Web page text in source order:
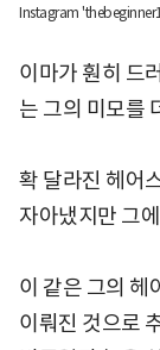
Instagram
이마가 훤히 드
는 그의 미모를
확 달라진 헤어
자아냈지만 그
이 같은 그의 헤
이뤄진 것으로